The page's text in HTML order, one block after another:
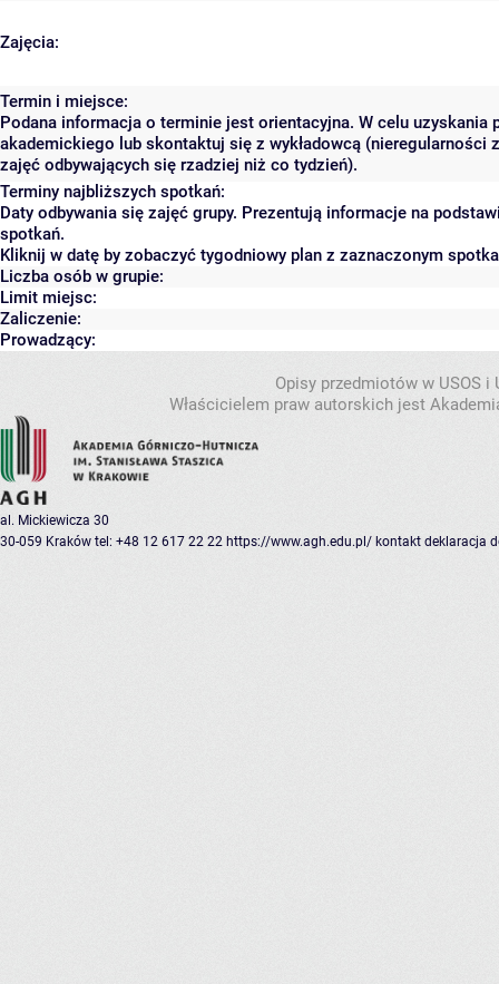
Zajęcia:
Termin i miejsce:
Podana informacja o terminie jest orientacyjna. W celu
akademickiego lub skontaktuj się z wykładowcą (nieregularności
zajęć odbywających się rzadziej niż co tydzień).
Terminy najbliższych spotkań:
Daty odbywania się zajęć grupy. Prezentują informacje na
spotkań.
Kliknij w datę by zobaczyć tygodniowy plan z zaznaczonym
Liczba osób w grupie:
Limit miejsc:
Zaliczenie:
Prowadzący:
Opisy przedmiotów w USOS
Właścicielem praw autorskich jest
al. Mickiewicza 30
30-059 Kraków tel: +48 12 617 22 22 https://www.agh.edu.pl/ kontakt deklaracja